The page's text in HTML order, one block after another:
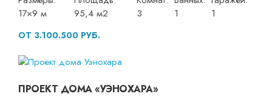
17×9 м
95,4 м2
3
1
1
ОТ 3.100.500 РУБ.
ПРОЕКТ ДОМА «УЭНОХАРА»